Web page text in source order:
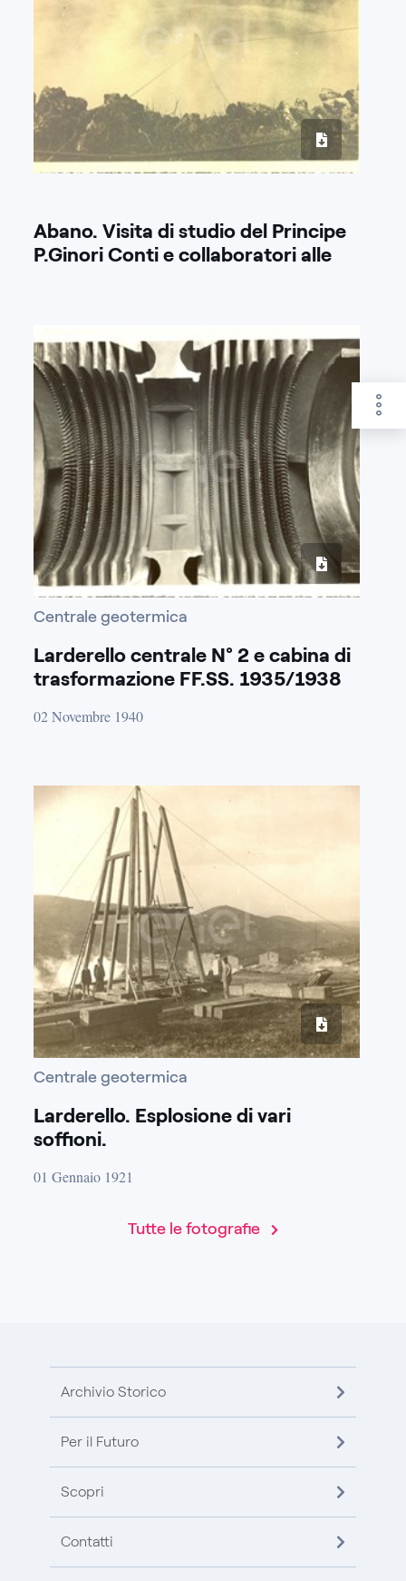
Abano. Visita di studio del Principe
P.Ginori Conti e collaboratori alle
Centrale geotermica
Larderello centrale N° 2 e cabina di
trasformazione FF.SS. 1935/1938
02 Novembre 1940
Centrale geotermica
Larderello. Esplosione di vari
soffioni.
01 Gennaio 1921
Tutte le fotografie
Archivio Storico
Per il Futuro
Scopri
Contatti